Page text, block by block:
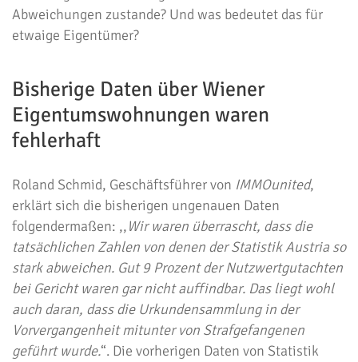
Abweichungen zustande? Und was bedeutet das für
etwaige Eigentümer?
Bisherige Daten über Wiener
Eigentumswohnungen waren
fehlerhaft
Roland Schmid, Geschäftsführer von IMMOunited,
erklärt sich die bisherigen ungenauen Daten
folgendermaßen: ,,Wir waren überrascht, dass die
tatsächlichen Zahlen von denen der Statistik Austria so
stark abweichen. Gut 9 Prozent der Nutzwertgutachten
bei Gericht waren gar nicht auffindbar. Das liegt wohl
auch daran, dass die Urkundensammlung in der
Vorvergangenheit mitunter von Strafgefangenen
geführt wurde.“. Die vorherigen Daten von Statistik